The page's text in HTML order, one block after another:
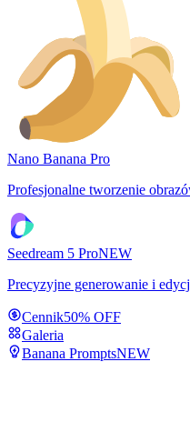
Nano Banana Pro
Profesjonalne tworzenie
Seedream 5 ProNEW
Precyzyjne generowanie i
Cennik50% OFF
Galeria
Banana PromptsNEW